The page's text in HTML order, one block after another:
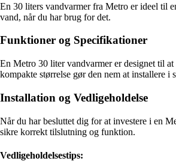
En 30 liters vandvarmer fra Metro er ideel til
vand, når du har brug for det.
Funktioner og Specifikationer
En Metro 30 liter vandvarmer er designet til
kompakte størrelse gør den nem at installere
Installation og Vedligeholdelse
Når du har besluttet dig for at investere i en
sikre korrekt tilslutning og funktion.
Vedligeholdelsestips: